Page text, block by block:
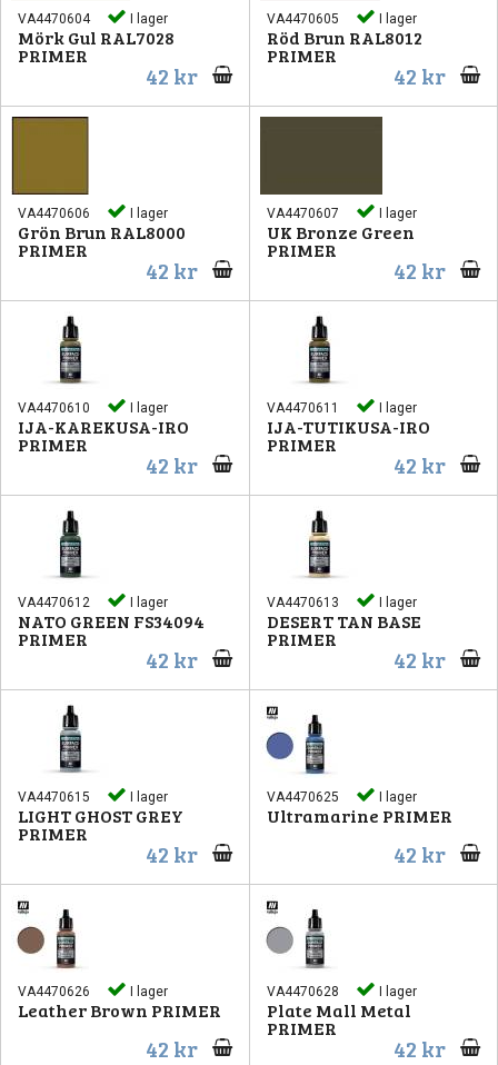
VA4470604 I lager
Mörk Gul RAL7028
PRIMER
42 kr
VA4470605 I lager
Röd Brun RAL8012
PRIMER
42 kr
VA4470606 I lager
Grön Brun RAL8000
PRIMER
42 kr
VA4470607 I lager
UK Bronze Green
PRIMER
42 kr
VA4470610 I lager
IJA-KAREKUSA-IRO
PRIMER
42 kr
VA4470611 I lager
IJA-TUTIKUSA-IRO
PRIMER
42 kr
VA4470612 I lager
NATO GREEN FS34094
PRIMER
42 kr
VA4470613 I lager
DESERT TAN BASE
PRIMER
42 kr
VA4470615 I lager
LIGHT GHOST GREY
PRIMER
42 kr
VA4470625 I lager
Ultramarine PRIMER
42 kr
VA4470626 I lager
Leather Brown PRIMER
42 kr
VA4470628 I lager
Plate Mall Metal
PRIMER
42 kr